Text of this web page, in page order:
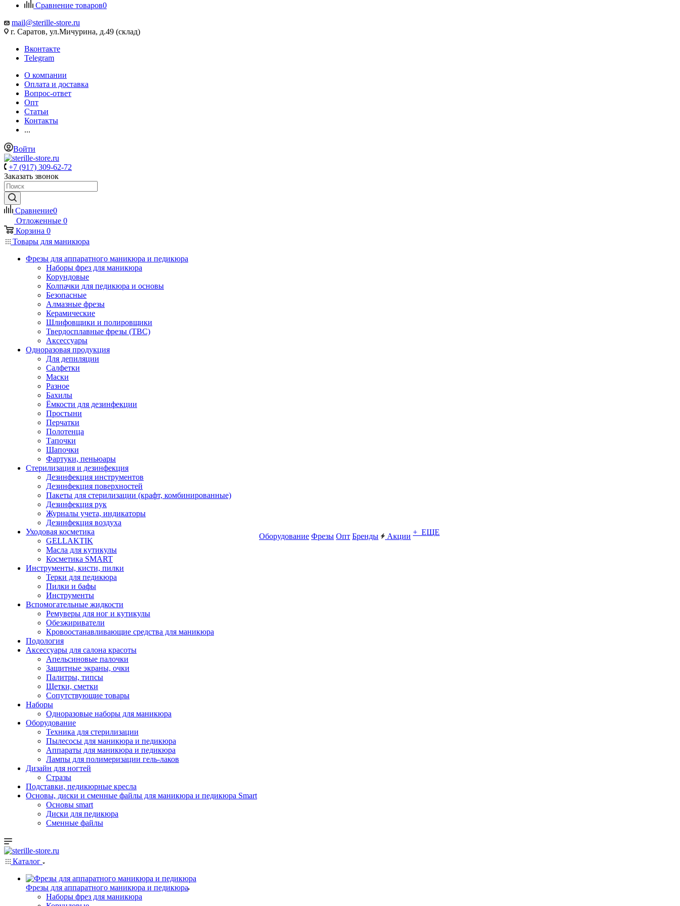
Сравнение товаров0
mail@sterille-store.ru
г. Саратов, ул.Мичурина, д.49 (склад)
Вконтакте
Telegram
О компании
Оплата и доставка
Вопрос-ответ
Опт
Статьи
Контакты
...
Войти
+7 (917) 309-62-72
Заказать звонок
Сравнение0
Отложенные 0
Корзина 0
Товары для маникюра
Фрезы для аппаратного маникюра и педикюра
Наборы фрез для маникюра
Корундовые
Колпачки для педикюра и основы
Безопасные
Алмазные фрезы
Керамические
Шлифовщики и полировщики
Твердосплавные фрезы (ТВС)
Аксессуары
Одноразовая продукция
Для депиляции
Салфетки
Маски
Разное
Бахилы
Ёмкости для дезинфекции
Простыни
Перчатки
Полотенца
Тапочки
Шапочки
Фартуки, пеньюары
Стерилизация и дезинфекция
Дезинфекция инструментов
Дезинфекция поверхностей
Пакеты для стерилизации (крафт, комбинированные)
Дезинфекция рук
Журналы учета, индикаторы
Дезинфекция воздуха
Уходовая косметика
GELLAKTIK
Масла для кутикулы
Косметика SMART
Инструменты, кисти, пилки
Терки для педикюра
Пилки и бафы
Инструменты
Вспомогательные жидкости
Ремуверы для ног и кутикулы
Обезжириватели
Кровоостанавливающие средства для маникюра
Подология
Аксессуары для салона красоты
Апельсиновые палочки
Защитные экраны, очки
Палитры, типсы
Щетки, сметки
Сопутствующие товары
Наборы
Одноразовые наборы для маникюра
Оборудование
Техника для стерилизации
Пылесосы для маникюра и педикюра
Аппараты для маникюра и педикюра
Лампы для полимеризации гель-лаков
Дизайн для ногтей
Стразы
Подставки, педикюрные кресла
Основы, диски и сменные файлы для маникюра и педикюра Smart
Основы smart
Диски для педикюра
Сменные файлы
Оборудование Фрезы Опт Бренды Акции + ЕЩЕ
Каталог
Фрезы для аппаратного маникюра и педикюра
Наборы фрез для маникюра